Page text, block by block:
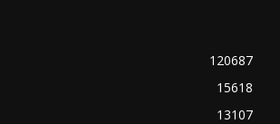
120687
15618
13107